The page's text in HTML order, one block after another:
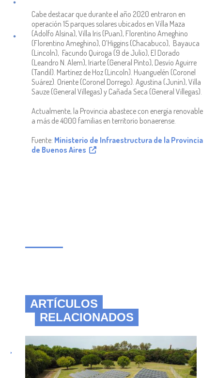
Cabe destacar que durante el año 2020 entraron en
operación 15 parques solares ubicados en Villa Maza
(Adolfo Alsina), Villa Iris (Puan), Florentino Ameghino
(Florentino Ameghino), O’Higgins (Chacabuco), Bayauca
(Lincoln), Facundo Quiroga (9 de Julio), El Dorado
(Leandro N. Alem), Iriarte (General Pinto), Desvío Aguirre
(Tandil). Martínez de Hoz (Lincoln). Huanguelén (Coronel
Suárez). Oriente (Coronel Dorrego). Agustina (Junín), Villa
Sauze (General Villegas) y Cañada Seca (General Villegas).
Actualmente, la Provincia abastece con energía renovable
a más de 4000 familias en territorio bonaerense.
Fuente: Ministerio de Infraestructura de la Provincia
de Buenos Aires
ARTÍCULOS
RELACIONADOS